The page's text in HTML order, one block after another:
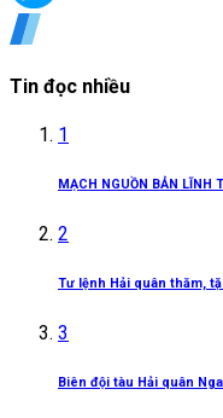
Tin đọc nhiều
1
MẠCH NGUỒN BẢN LĨNH
2
Tư lệnh Hải quân thăm,
3
Biên đội tàu Hải quân